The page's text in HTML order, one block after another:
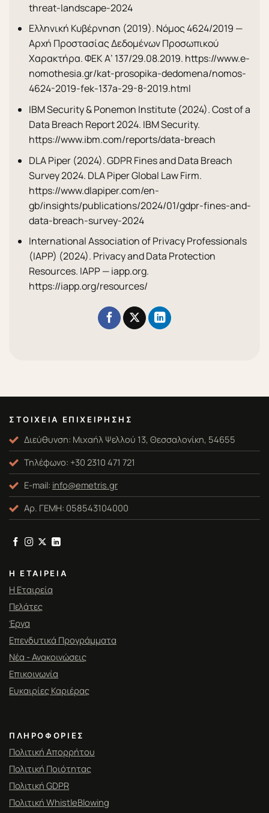
threat-landscape-2024
Ελληνική Κυβέρνηση (2019). Νόμος 4624/2019 —
Αρχή Προστασίας Δεδομένων Προσωπικού
Χαρακτήρα. ΦΕΚ Α’ 137/29.08.2019. https://www.e-
nomothesia.gr/kat-prosopika-dedomena/nomos-
4624-2019-fek-137a-29-8-2019.html
IBM Security & Ponemon Institute (2024). Cost of a
Data Breach Report 2024. IBM Security.
https://www.ibm.com/reports/data-breach
DLA Piper (2024). GDPR Fines and Data Breach
Survey 2024. DLA Piper Global Law Firm.
https://www.dlapiper.com/en-
gb/insights/publications/2024/01/gdpr-fines-and-
data-breach-survey-2024
International Association of Privacy Professionals
(IAPP) (2024). Privacy and Data Protection
Resources. IAPP — iapp.org.
https://iapp.org/resources/
ΣΤΟΙΧΕΊΑ ΕΠΙΧΕΊΡΗΣΗΣ
Διεύθυνση: Μιχαήλ Ψελλού 13, Θεσσαλονίκη, 54655
Τηλέφωνο: +30 2310 471 721
E-mail: info@emetris.gr
Αρ. ΓΕΜΗ: 058543104000
Η ΕΤΑΙΡΕΊΑ
Η Εταιρεία
Πελάτες
Έργα
Επενδυτικά Προγράμματα
Νέα - Ανακοινώσεις
Επικοινωνία
Ευκαιρίες Καριέρας
ΠΛΗΡΟΦΟΡΊΕΣ
Πολιτική Απορρήτου
Πολιτική Ποιότητας
Πολιτική GDPR
Πολιτική WhistleBlowing